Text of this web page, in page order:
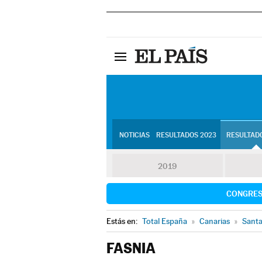
NOTICIAS RESULTADOS 2023
2019
Estás en: Total España » Canarias »
FASNIA